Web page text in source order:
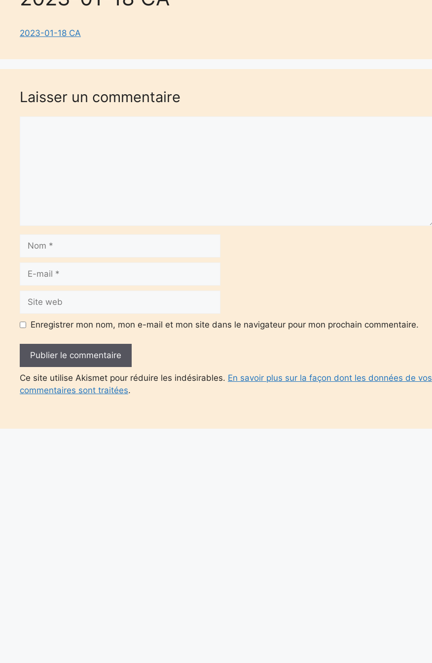
2023-01-18 CA
Laisser un commentaire
Nom
Site
web
Enregistrer mon nom, mon e-mail et mon site dans le navigateur pour mon prochain commentaire.
Ce site utilise Akismet pour réduire les indésirables. En savoir plus sur la façon dont les données de vos
commentaires sont traitées.